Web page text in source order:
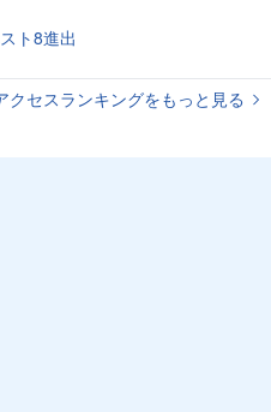
ト8進出
クセスランキングをもっと見る